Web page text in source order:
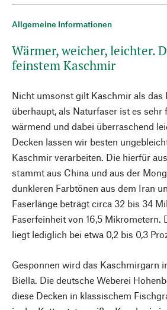
Allgemeine Informationen
Wärmer, weicher, leichter.
feinstem Kaschmir
Nicht umsonst gilt Kaschmir als das
überhaupt, als Naturfaser ist es sehr
wärmend und dabei überraschend
Decken lassen wir besten
Kaschmir verarbeiten. Die hierfür
stammt aus China und aus der
dunkleren Farbtönen aus dem Iran
Faserlänge beträgt circa 32 bis 34
Faserfeinheit von 16,5 Mikrometern.
liegt lediglich bei etwa 0,2 bis 0,3
Gesponnen wird das Kaschmirgarn
Biella. Die deutsche Weberei
diese Decken in klassischem